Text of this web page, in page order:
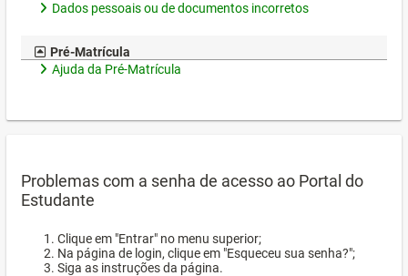
Dados pessoais ou de documentos incorretos
Pré-Matrícula
Ajuda da Pré-Matrícula
Problemas com a senha de acesso ao Portal do
Estudante
Clique em "Entrar" no menu superior;
Na página de login, clique em "Esqueceu sua senha?";
Siga as instruções da página.